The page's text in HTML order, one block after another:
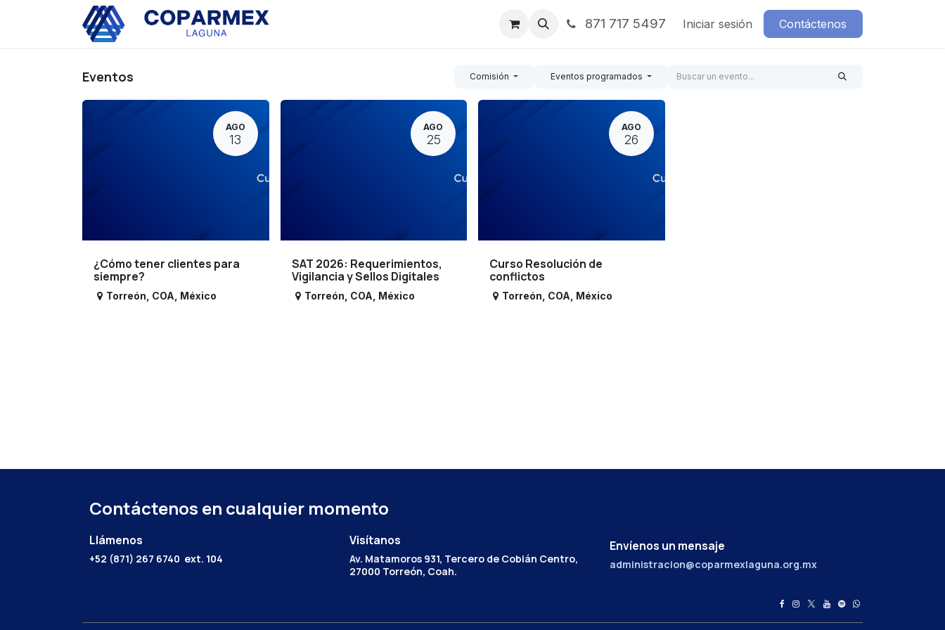
Noticias Contáctenos871 717 5497 Iniciar sesión Contáctenos
Eventos Comisión Eventos programados
AGO
13
¿Cómo tener clientes para
siempre?
Torreón COA México
AGO
25
SAT 2026: Requerimientos,
Vigilancia y Sellos Digitales
Torreón COA México
AGO
26
Curso Resolución de
conflictos
Torreón COA México
Contáctenos en cualquier momento
Llámenos
+52 (871) 267 6740 ext. 104
Envíenos un mensaje
administracion@coparmexlaguna.org.mx
Visítanos
Av. Matamoros 931, Tercero de Cobián Centro,
27000 Torreón, Coah.